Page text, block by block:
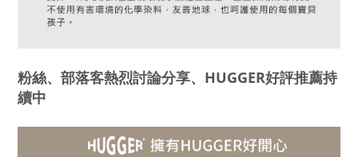
粉絲、部落客熱烈討論分享、HUGGER好評推薦持
續中